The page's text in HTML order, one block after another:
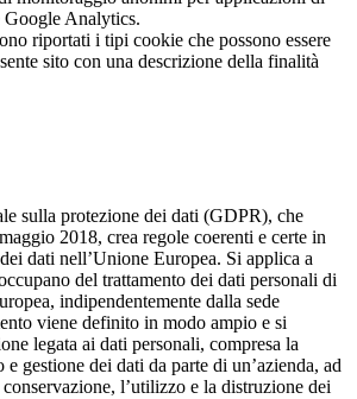
Google Analytics.
riportati i tipi cookie che possono essere
sito con una descrizione della finalità
sulla protezione dei dati (GDPR), che
2018, crea regole coerenti e certe in
dati nell’Unione Europea. Si applica a
del trattamento dei dati personali di
indipendentemente dalla sede
viene definito in modo ampio e si
legata ai dati personali, compresa la
gestione dei dati da parte di un’azienda, ad
l’utilizzo e la distruzione dei